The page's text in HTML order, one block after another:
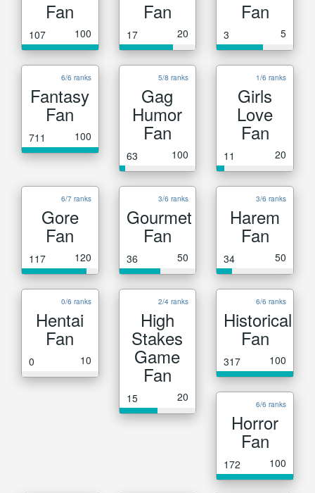
Fan
107 100
Fan
17 20
Fan
3 5
6/6 ranks
Fantasy
Fan
711 100
5/8 ranks
Gag
Humor
Fan
63 100
1/6 ranks
Girls
Love
Fan
11 20
6/7 ranks
Gore
Fan
117 120
3/6 ranks
Gourmet
Fan
36 50
3/6 ranks
Harem
Fan
34 50
0/6 ranks
Hentai
Fan
0 10
2/4 ranks
High
Stakes
Game
Fan
15 20
6/6 ranks
Historical
Fan
317 100
6/6 ranks
Horror
Fan
172 100